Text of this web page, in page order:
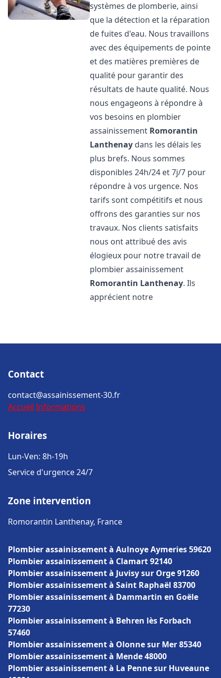
systèmes de plomberie, ainsi
que la détection et la réparation
de fuites d'eau. Nous travaillons
avec des équipements de pointe
et des matières premières de
qualité pour garantir des
résultats de haute qualité. Nous
nous engageons à répondre à
vos besoins en plombier
assainissement Romorantin
Lanthenay dans les délais les
plus brefs. Nous sommes
disponibles 24h/24 et 7j/7 pour
répondre à vos urgence. Nos
tarifs sont compétitifs et nous
offrons des garanties sur nos
travaux. Nos clients satisfaits
nous ont attribué des avis
élogieux pour notre travail de
plombier assainissement
Romorantin Lanthenay. Ils
apprécient notre
Contact
contact@assainissement-30.fr
Accueil Informations
Horaires
Lun-Ven: 8h-19h
Service d'urgence 24/7
Zone intervention
Romorantin Lanthenay, France
Plombier assainissement à Aulnoye Aymeries 59620
Plombier assainissement à Clamart 92140
Plombier assainissement à Juvisy sur Orge 91260
Plombier assainissement à Saint Raphaël 83700
Plombier assainissement à Dammartin en Goële
77230
Plombier assainissement à Behren lès Forbach
57460
Plombier assainissement à Olonne sur Mer 85340
Plombier assainissement à Mende 48000
Plombier assainissement à La Penne sur Huveaune